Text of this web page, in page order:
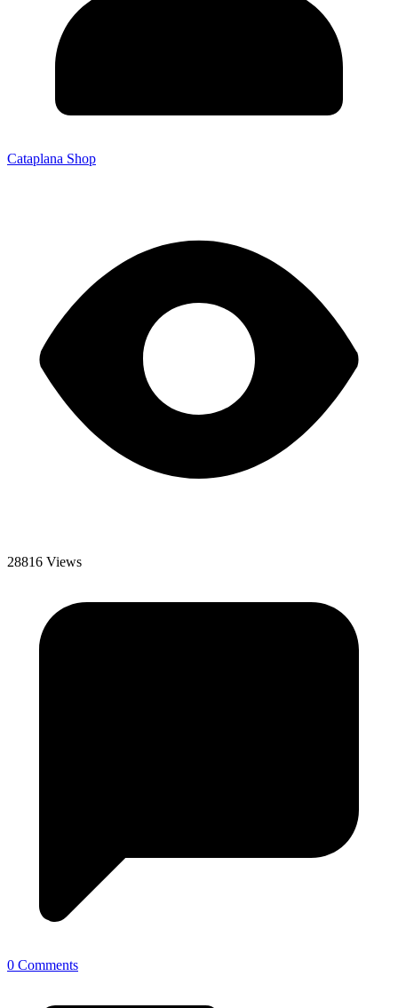
Cataplana Shop
28816 Views
0 Comments